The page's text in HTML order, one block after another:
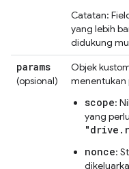
Catatan:
yang lebih
didukung
params
(opsional)
Objek
menentukan
scope:
yang
nonce: